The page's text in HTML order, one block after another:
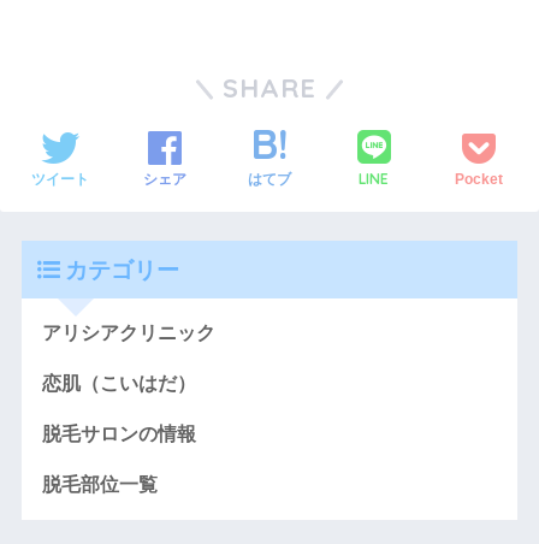
SHARE
ツイート シェア はてブ LINE Pocket
カテゴリー
アリシアクリニック
恋肌（こいはだ）
脱毛サロンの情報
脱毛部位一覧